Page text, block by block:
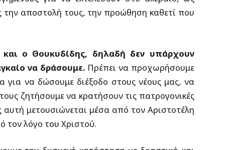
την αποστολή τους, την προώθηση καθετί που
και ο Θουκυδίδης, δηλαδή δεν υπάρχουν
να δράσουμε.Πρέπει να προχωρήσουμε
για να δώσουμε διέξοδο στους νέους μας, να
ζητήσουμε να κρατήσουν τις πατρογονικές
αυτή μετουσιώνεται μέσα από τον Αριστοτέλη
τον λόγο του Χριστού.